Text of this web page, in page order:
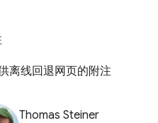
离线回退网页的附注
Thomas Steiner